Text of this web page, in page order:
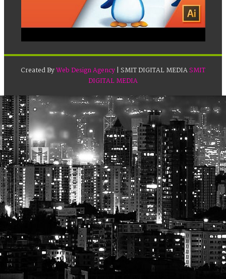
Created ByWeb Design Agency| SMIT DIGITAL MEDIASMIT
DIGITAL MEDIA